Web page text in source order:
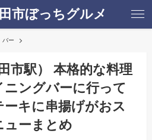
市ぼっちグルメ
バー
市駅） 本格的な料理
ニングバーに行って
ーキに串揚げがおス
ューまとめ